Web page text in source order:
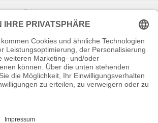
Zahlungsarten
zu Elektro- u. Elektronikgeräten
Batterieentsorgung
zur Echtheit von Kundenbewertungen